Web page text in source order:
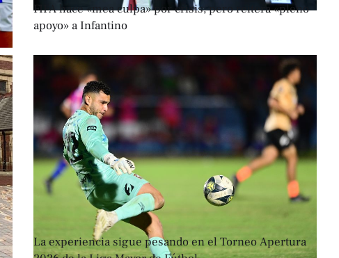
FIFA hace «mea culpa» por crisis, pero reitera «pleno
apoyo» a Infantino
La experiencia sigue pesando en el Torneo Apertura